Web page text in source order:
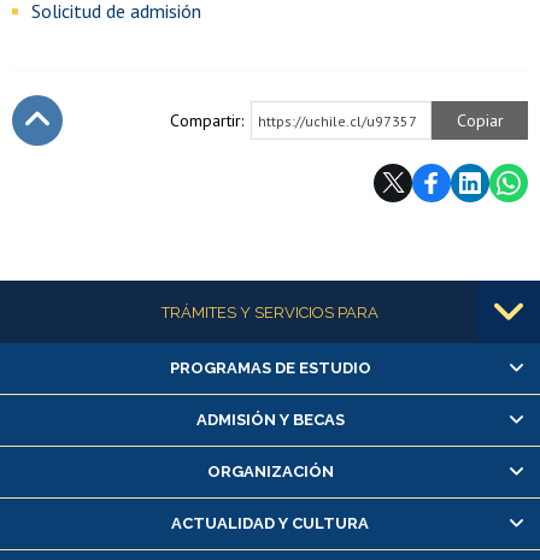
Solicitud de admisión
Compartir: https://uchile.cl/u97357 Copiar
Más informaciónTRÁMITES Y SERVICIOS PARA
Alumnas/os y exalumnas/os
Matrícula en línea
Inscripción y cambio de asignaturas
Consulta y certificado de notas
Servicio médico y dental
PROGRAMAS DE ESTUDIO
ADMISIÓN Y BECAS
ORGANIZACIÓN
ACTUALIDAD Y CULTURA